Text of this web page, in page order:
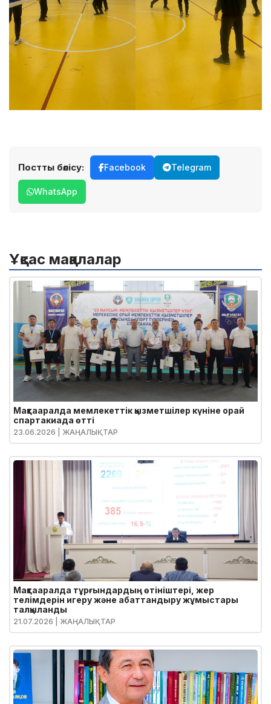
Постты бөлісу: Facebook Telegram
WhatsApp
Ұқсас мақалалар
Мақтааралда мемлекеттік қызметшілер күніне орай
спартакиада өтті
23.06.2026 | ЖАҢАЛЫҚТАР
Мақтааралда тұрғындардың өтініштері, жер
телімдерін игеру және абаттандыру жұмыстары
талқыланды
21.07.2026 | ЖАҢАЛЫҚТАР